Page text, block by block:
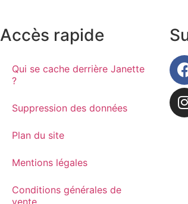
Accès rapide
Qui se cache derrière Janette
?
Suppression des données
Plan du site
Mentions légales
Conditions générales de
vente